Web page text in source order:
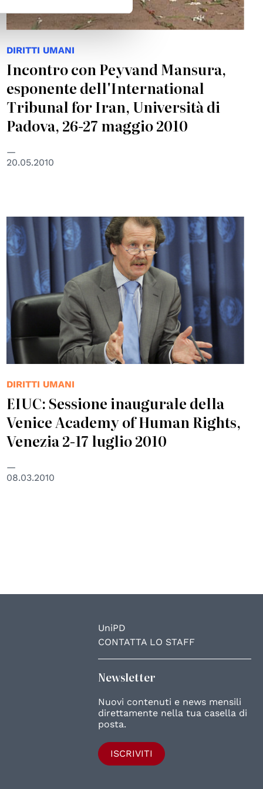
DIRITTI UMANI
Incontro con Peyvand Mansura,
esponente dell'International
Tribunal for Iran, Università di
Padova, 26-27 maggio 2010
20.05.2010
© UN Photo
DIRITTI UMANI
EIUC: Sessione inaugurale della
Venice Academy of Human Rights,
Venezia 2-17 luglio 2010
08.03.2010
UniPD
CONTATTA LO STAFF
Newsletter
Nuovi contenuti e news mensili
direttamente nella tua casella di
posta.
ISCRIVITI